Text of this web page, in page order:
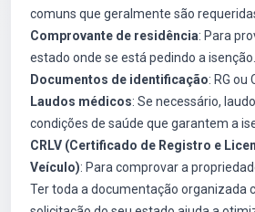
comuns que geralmente são
Comprovante de residência: Para
estado onde se está pedindo a isenção.
Documentos de identificação: RG ou
Laudos médicos: Se necessário,
condições de saúde que garantem a
CRLV (Certificado de Registro e
Veículo): Para comprovar a
Ter toda a documentação organizada